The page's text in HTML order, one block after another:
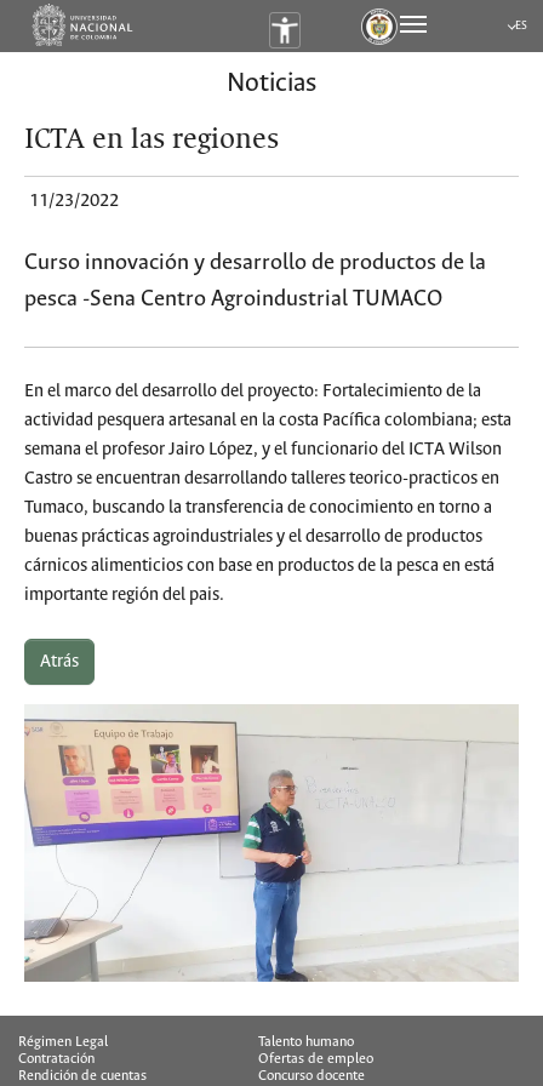
ES
Noticias
ICTA en las regiones
11/23/2022
Curso innovación y desarrollo de productos de la
pesca -Sena Centro Agroindustrial TUMACO
En el marco del desarrollo del proyecto: Fortalecimiento de la
actividad pesquera artesanal en la costa Pacífica colombiana; esta
semana el profesor Jairo López, y el funcionario del ICTA Wilson
Castro se encuentran desarrollando talleres teorico-practicos en
Tumaco, buscando la transferencia de conocimiento en torno a
buenas prácticas agroindustriales y el desarrollo de productos
cárnicos alimenticios con base en productos de la pesca en está
importante región del pais.
Atrás
Régimen Legal
Talento humano
Contratación
Ofertas de empleo
Rendición de cuentas
Concurso docente